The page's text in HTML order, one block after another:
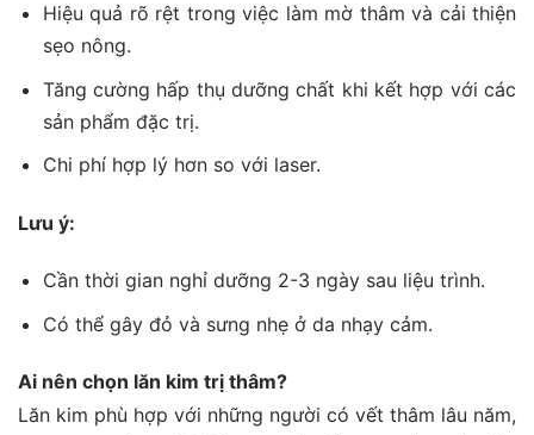
Hiệu quả rõ rệt trong việc làm mờ thâm và cải thiện
sẹo nông.
Tăng cường hấp thụ dưỡng chất khi kết hợp với các
sản phẩm đặc trị.
Chi phí hợp lý hơn so với laser.
Lưu ý:
Cần thời gian nghỉ dưỡng 2-3 ngày sau liệu trình.
Có thể gây đỏ và sưng nhẹ ở da nhạy cảm.
Ai nên chọn lăn kim trị thâm?
Lăn kim phù hợp với những người có vết thâm lâu năm,